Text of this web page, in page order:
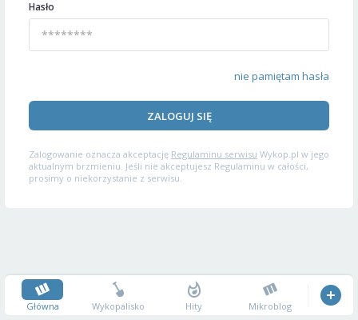
Hasło
nie pamiętam hasła
ZALOGUJ SIĘ
Zalogowanie oznacza akceptację Regulaminu serwisu Wykop.pl w jego
aktualnym brzmieniu. Jeśli nie akceptujesz Regulaminu w całości,
prosimy o niekorzystanie z serwisu.
Główna Wykopalisko Hity Mikroblog